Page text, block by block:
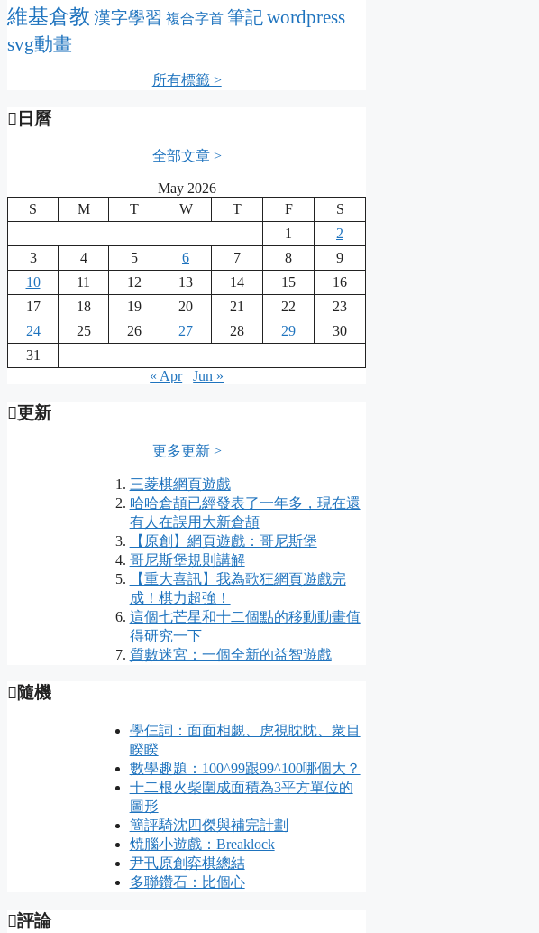
維基倉教 漢字學習 複合字首 筆記wordpress
svg動畫
所有標籤 >
日曆
全部文章 >
May 2026
S
M T W T F
S
1
2
3
4 5 6 7 8
9
10
11 12 13 14 15
16
17
18 19 20 21 22
23
24
25 26 27 28 29
30
31
« Apr
Jun »
更新
更多更新 >
三菱棋網頁遊戲
哈哈倉頡已經發表了一年多，現在還
有人在誤用大新倉頡
【原創】網頁遊戲：哥尼斯堡
哥尼斯堡規則講解
【重大喜訊】我為歌狂網頁遊戲完
成！棋力超強！
這個七芒星和十二個點的移動動畫值
得研究一下
質數迷宮：一個全新的益智遊戲
隨機
學仨詞：面面相覷、虎視眈眈、衆目
睽睽
數學趣題：100^99跟99^100哪個大？
十二根火柴圍成面積為3平方單位的
圖形
簡評騎沈四傑與補完計劃
焼腦小遊戲：Breaklock
尹卂原創弈棋總結
多聯鑽石：比個心
評論